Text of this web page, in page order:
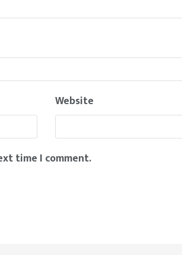
Website
time I comment.